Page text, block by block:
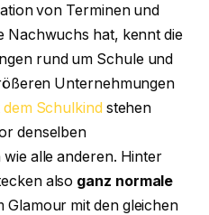
von Terminen und
Nachwuchs hat, kennt die
rund um Schule und
Unternehmungen
Schulkind stehen
denselben
alle anderen. Hinter
also ganz normale
Glamour mit den gleichen